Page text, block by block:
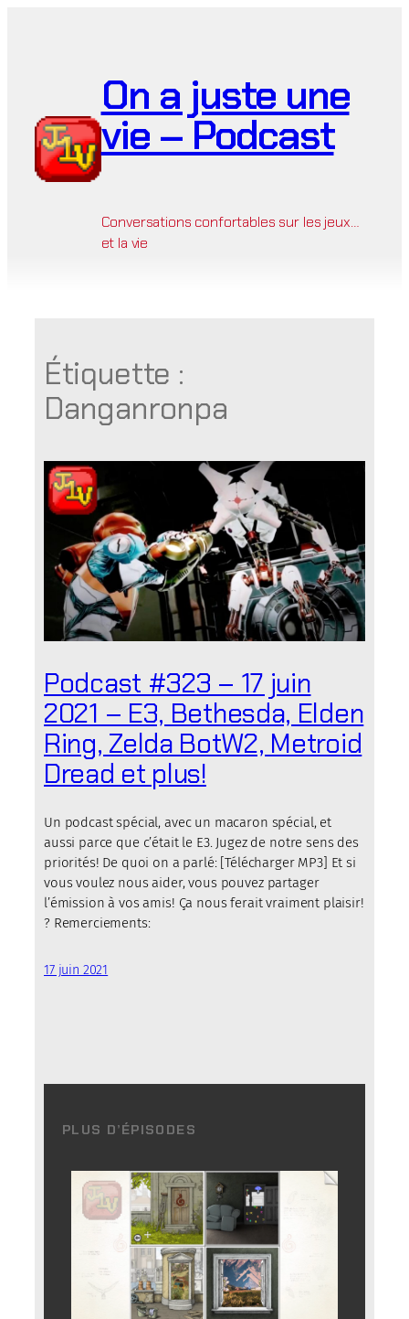
On a juste une
vie – Podcast
Conversations confortables sur les jeux…
et la vie
Étiquette :
Danganronpa
Podcast #323 – 17 juin
2021 – E3, Bethesda, Elden
Ring, Zelda BotW2, Metroid
Dread et plus!
Un podcast spécial, avec un macaron spécial, et
aussi parce que c’était le E3. Jugez de notre sens des
priorités! De quoi on a parlé: [Télécharger MP3] Et si
vous voulez nous aider, vous pouvez partager
l’émission à vos amis! Ça nous ferait vraiment plaisir!
? Remerciements:
17 juin 2021
PLUS D’ÉPISODES